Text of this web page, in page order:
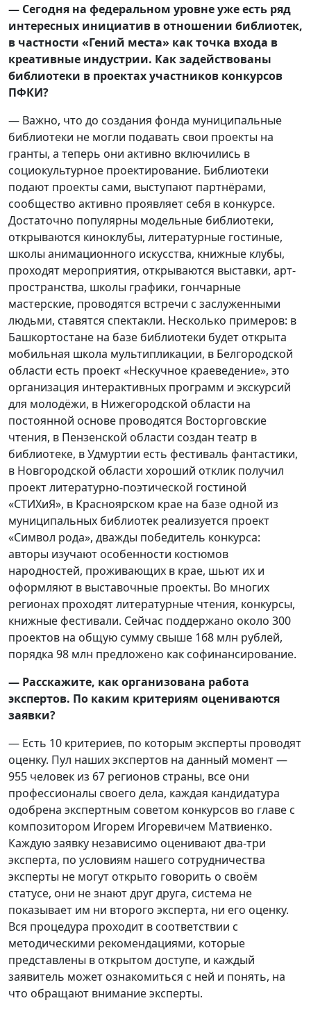
— Сегодня на федеральном уровне уже есть ряд
интересных инициатив в отношении библиотек,
в частности «Гений места» как точка входа в
креативные индустрии. Как задействованы
библиотеки в проектах участников конкурсов
ПФКИ?
— Важно, что до создания фонда муниципальные
библиотеки не могли подавать свои проекты на
гранты, а теперь они активно включились в
социокультурное проектирование. Библиотеки
подают проекты сами, выступают партнёрами,
сообщество активно проявляет себя в конкурсе.
Достаточно популярны модельные библиотеки,
открываются киноклубы, литературные гостиные,
школы анимационного искусства, книжные клубы,
проходят мероприятия, открываются выставки, арт-
пространства, школы графики, гончарные
мастерские, проводятся встречи с заслуженными
людьми, ставятся спектакли. Несколько примеров: в
Башкортостане на базе библиотеки будет открыта
мобильная школа мультипликации, в Белгородской
области есть проект «Нескучное краеведение», это
организация интерактивных программ и экскурсий
для молодёжи, в Нижегородской области на
постоянной основе проводятся Восторговские
чтения, в Пензенской области создан театр в
библиотеке, в Удмуртии есть фестиваль фантастики,
в Новгородской области хороший отклик получил
проект литературно-поэтической гостиной
«СТИХиЯ», в Красноярском крае на базе одной из
муниципальных библиотек реализуется проект
«Символ рода», дважды победитель конкурса:
авторы изучают особенности костюмов
народностей, проживающих в крае, шьют их и
оформляют в выставочные проекты. Во многих
регионах проходят литературные чтения, конкурсы,
книжные фестивали. Сейчас поддержано около 300
проектов на общую сумму свыше 168 млн рублей,
порядка 98 млн предложено как софинансирование.
— Расскажите, как организована работа
экспертов. По каким критериям оцениваются
заявки?
— Есть 10 критериев, по которым эксперты проводят
оценку. Пул наших экспертов на данный момент —
955 человек из 67 регионов страны, все они
профессионалы своего дела, каждая кандидатура
одобрена экспертным советом конкурсов во главе с
композитором Игорем Игоревичем Матвиенко.
Каждую заявку независимо оценивают два-три
эксперта, по условиям нашего сотрудничества
эксперты не могут открыто говорить о своём
статусе, они не знают друг друга, система не
показывает им ни второго эксперта, ни его оценку.
Вся процедура проходит в соответствии с
методическими рекомендациями, которые
представлены в открытом доступе, и каждый
заявитель может ознакомиться с ней и понять, на
что обращают внимание эксперты.